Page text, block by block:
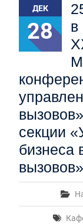
ДЕК
28
в
секции
бизнеса
вызовов»